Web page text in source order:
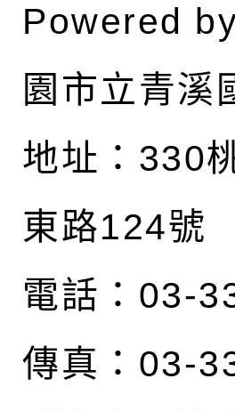
Powered
園市立青溪
地址： 330
東路124號
電話：03-
傳真：03-